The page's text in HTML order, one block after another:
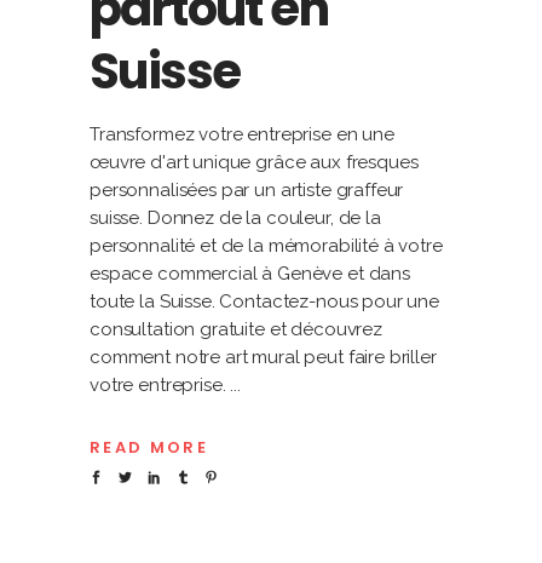
Suisse
Transformez votre entreprise en une
œuvre d'art unique grâce aux fresques
personnalisées par un artiste graffeur
suisse. Donnez de la couleur, de la
personnalité et de la mémorabilité à votre
espace commercial à Genève et dans
toute la Suisse. Contactez-nous pour une
consultation gratuite et découvrez
comment notre art mural peut faire briller
votre entreprise.
READ MORE